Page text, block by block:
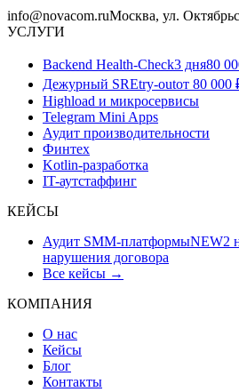
info@novacom.ruМосква, ул.
УСЛУГИ
Backend Health-Check3 дня80
Дежурный SREtry-outот 80 000
Highload и микросервисы
Telegram Mini Apps
Аудит производительности
Финтех
Kotlin-разработка
IT-аутстаффинг
КЕЙСЫ
Аудит SMM-платформыNEW2
нарушения договора
Все кейсы →
КОМПАНИЯ
О нас
Кейсы
Блог
Контакты